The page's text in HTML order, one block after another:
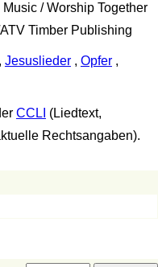
/ Worship Together
Timber Publishing
, Jesuslieder, Opfer,
CCLI (Liedtext,
Rechtsangaben).